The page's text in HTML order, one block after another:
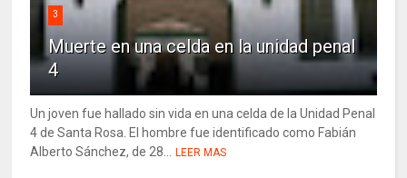
3
Muerte en una celda en la unidad penal
4
Un joven fue hallado sin vida en una celda de la Unidad Penal
4 de Santa Rosa. El hombre fue identificado como Fabián
Alberto Sánchez, de 28...
LEER MAS